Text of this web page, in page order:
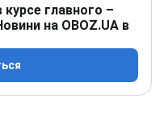
главного –
на OBOZ.UA в